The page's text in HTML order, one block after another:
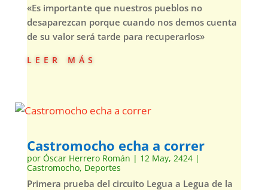
«Es importante que nuestros pueblos no
desaparezcan porque cuando nos demos cuenta
de su valor será tarde para recuperarlos»
leer más
Castromocho echa a correr
por Óscar Herrero Román | 12 May, 2424|
Castromocho, Deportes
Primera prueba del circuito Legua a Legua de la